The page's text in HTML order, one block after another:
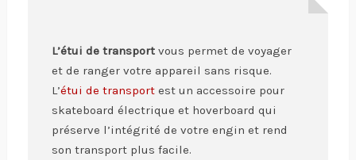
L’étui de transport vous permet de voyager
et de ranger votre appareil sans risque.
L’étui de transportest un accessoire pour
skateboard électrique et hoverboard qui
préserve l’intégrité de votre engin et rend
son transport plus facile.